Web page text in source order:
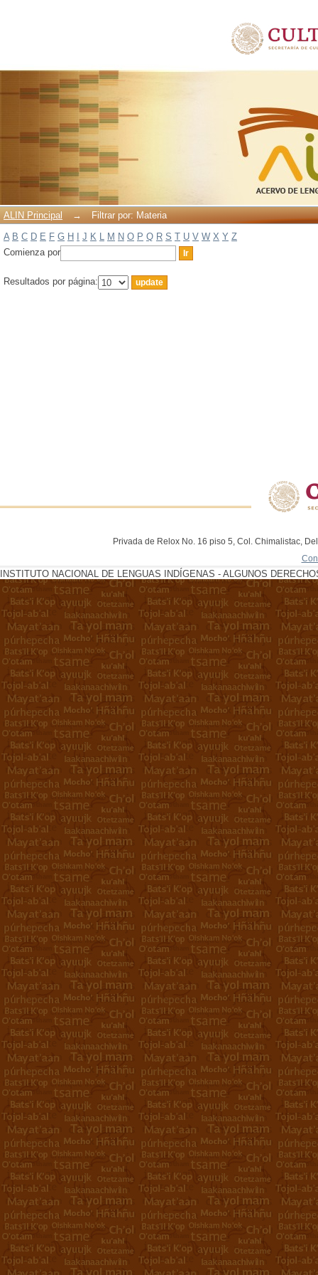
ALIN Principal →
Filtrar por: Materia
A B C D E F G H J K L M N O P Q R S T U V W X Y Z
Comienza por
Resultados por página:
Privada de Relox No. 16 piso 5, Col. Chimalistac,
INSTITUTO NACIONAL DE LENGUAS INDÍGENAS - ALGUNOS